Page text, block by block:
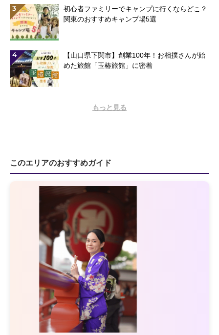
3
初心者ファミリーでキャンプに行くならどこ？
関東のおすすめキャンプ場5選
4
【山口県下関市】創業100年！お相撲さんが始
めた旅館「玉椿旅館」に密着
もっと見る
このエリアのおすすめガイド